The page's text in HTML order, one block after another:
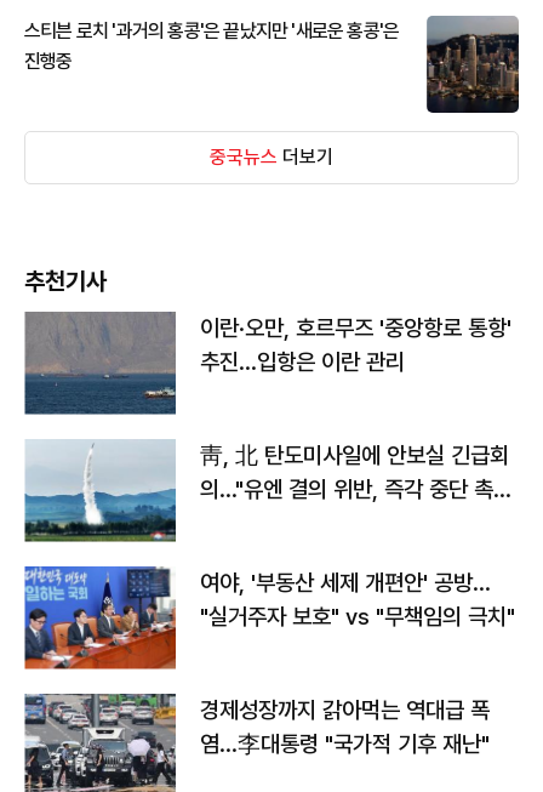
스티븐 로치 '과거의 홍콩'은 끝났지만 '새로운 홍콩'은
진행중
중국뉴스 더보기
추천기사
이란·오만, 호르무즈 '중앙항로 통항'
추진…입항은 이란 관리
靑, 北 탄도미사일에 안보실 긴급회
의…"유엔 결의 위반, 즉각 중단 촉
여야, '부동산 세제 개편안' 공방…
"실거주자 보호" vs "무책임의 극치"
경제성장까지 갉아먹는 역대급 폭
염…李대통령 "국가적 기후 재난"